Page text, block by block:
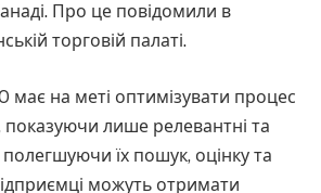
Про це повідомили в
торговій палаті.
має на меті оптимізувати процес
показуючи лише релевантні та
полегшуючи їх пошук, оцінку та
можуть отримати